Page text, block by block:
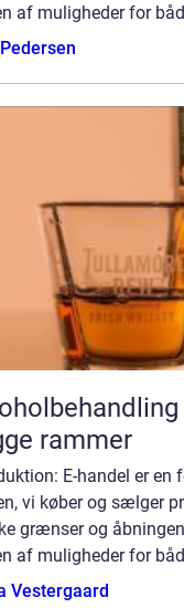
af muligheder for
vejen ud af afhængighed i
rammer
E-handel er en
vi køber og sælger
grænser og
af muligheder for
Vestergaard